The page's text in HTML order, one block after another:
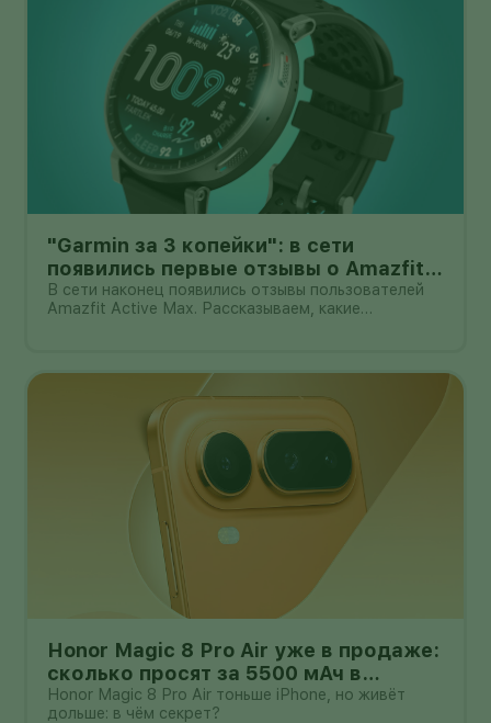
"Garmin за 3 копейки": в сети
появились первые отзывы о Amazfit
Active Max с оффлайн-картами
В сети наконец появились отзывы пользователей
Amazfit Active Max. Рассказываем, какие
Honor Magic 8 Pro Air уже в продаже:
сколько просят за 5500 мАч в
корпусе толщиной всего 6,1 мм?
Honor Magic 8 Pro Air тоньше iPhone, но живёт
дольше: в чём секрет?